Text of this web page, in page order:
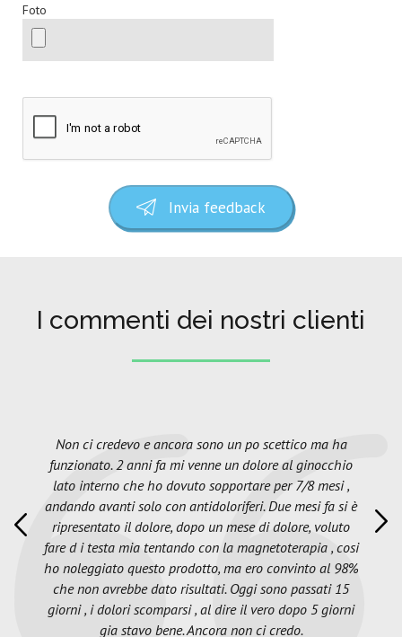
Foto
Invia feedback
I commenti dei nostri clienti
Non ci credevo e ancora sono un po scettico ma ha
funzionato. 2 anni fa mi venne un dolore al ginocchio
lato interno che ho dovuto sopportare per 7/8 mesi ,
andando avanti solo con antidoloriferi. Due mesi fa si è
ripresentato il dolore, dopo un mese di dolore, voluto
fare d i testa mia tentando con la magnetoterapia , cosi
ho noleggiato questo prodotto, ma ero convinto al 98%
che non avrebbe dato risultati. Oggi sono passati 15
giorni , i dolori scomparsi , al dire il vero dopo 5 giorni
gia stavo bene. Ancora non ci credo.